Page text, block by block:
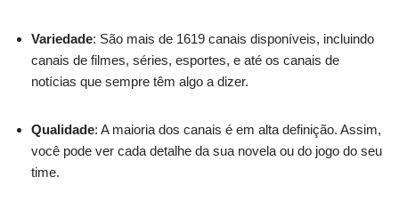
Variedade: São mais de 1619 canais disponíveis, incluindo
canais de filmes, séries, esportes, e até os canais de
notícias que sempre têm algo a dizer.
Qualidade: A maioria dos canais é em alta definição. Assim,
você pode ver cada detalhe da sua novela ou do jogo do seu
time.